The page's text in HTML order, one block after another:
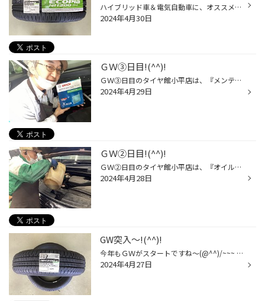
ハイブリッド車＆電気自動車に、オススメのタイヤは『ECOPIA』です！！ 『ECOPIA』は、新車装着タイヤとしてもラインアップしていますし、 特に低燃費性能（転がり抵抗）が良いのが特徴になっています!(^^)! ◆リーフ ✖ ECOPIA NH200 205/55R16 91V ＆アライメント調整 ◆プリウス ✖ ECOPIA NH200 195...
2024年4月30日
ＧＷ③日目!(^^)!
ＧＷ③日目のタイヤ館小平店は、『メンテナンス＆点検関連』が多かったです！！ お出かけした後も『愛車点検』をしっかりと行ってあげましょう＼(^o^)／！！ エアコンフィルター交換（年1回交換推奨） ハブ防錆施工（タイヤ交換時・脱着時に推奨） エンジンオイル交換（3,000～5,000km毎に交換推奨）...
2024年4月29日
ＧＷ②日目!(^^)!
ＧＷ②日目のタイヤ館小平店は、『オイル交換＆脱着作業』が連チャンです！！ お出かけ前の準備ですかね～？？？当店ではオイル交換時に空気圧点検も同時に 行っておりますので、便利ですヨ～(^_^)/『無料安全点検』も実施中です！！ オイル交換①台目 オイル交換②台目 オイル交換③台目 オイル交換④台...
2024年4月28日
GW突入～!(^^)!
今年もＧＷがスタートですね～(@^^)/~~~ 今日は軽乗用車のタイヤ交換が多くありましたヨ～＼(^o^)／ そして、スタッドレスタイヤもまだまだありますね～(^_^)/ お出かけ前の『タイヤ点検』は、忘れていませんか～？？？ お出かけ途中や旅行先でトラブルにならないよう、事前にチェックをしておきま...
2024年4月27日